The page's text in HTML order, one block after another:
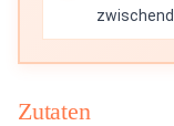
Zutaten